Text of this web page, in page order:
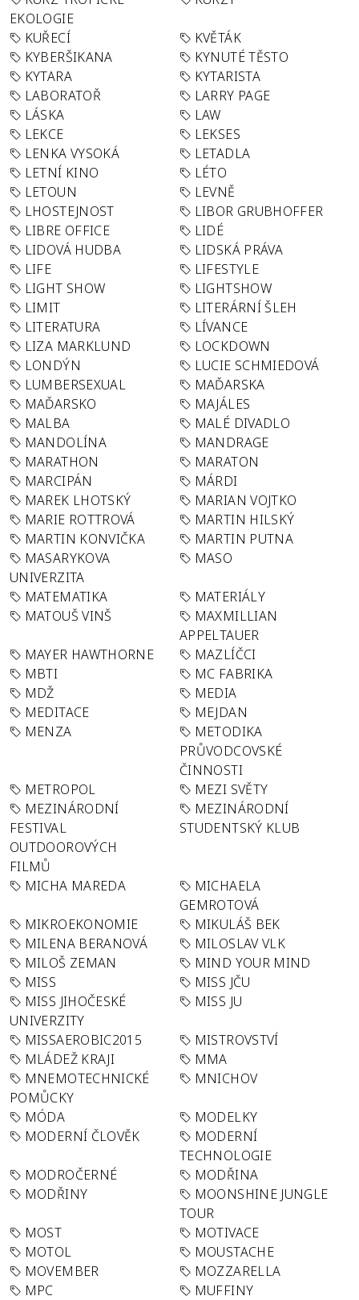
EKOLOGIE
KUŘECÍ
KVĚTÁK
KYBERŠIKANA
KYNUTÉ TĚSTO
KYTARA
KYTARISTA
LABORATOŘ
LARRY PAGE
LÁSKA
LAW
LEKCE
LEKSES
LENKA VYSOKÁ
LETADLA
LETNÍ KINO
LÉTO
LETOUN
LEVNĚ
LHOSTEJNOST
LIBOR GRUBHOFFER
LIBRE OFFICE
LIDÉ
LIDOVÁ HUDBA
LIDSKÁ PRÁVA
LIFE
LIFESTYLE
LIGHT SHOW
LIGHTSHOW
LIMIT
LITERÁRNÍ ŠLEH
LITERATURA
LÍVANCE
LIZA MARKLUND
LOCKDOWN
LONDÝN
LUCIE SCHMIEDOVÁ
LUMBERSEXUAL
MAĎARSKA
MAĎARSKO
MAJÁLES
MALBA
MALÉ DIVADLO
MANDOLÍNA
MANDRAGE
MARATHON
MARATON
MARCIPÁN
MÁRDI
MAREK LHOTSKÝ
MARIAN VOJTKO
MARIE ROTTROVÁ
MARTIN HILSKÝ
MARTIN KONVIČKA
MARTIN PUTNA
MASARYKOVA
UNIVERZITA
MASO
MATEMATIKA
MATERIÁLY
MATOUŠ VINŠ
MAXMILLIAN
APPELTAUER
MAYER HAWTHORNE
MAZLÍČCI
MBTI
MC FABRIKA
MDŽ
MEDIA
MEDITACE
MEJDAN
MENZA
METODIKA
PRŮVODCOVSKÉ
ČINNOSTI
METROPOL
MEZI SVĚTY
MEZINÁRODNÍ
FESTIVAL
OUTDOOROVÝCH
FILMŮ
MEZINÁRODNÍ
STUDENTSKÝ KLUB
MICHA MAREDA
MICHAELA
GEMROTOVÁ
MIKROEKONOMIE
MIKULÁŠ BEK
MILENA BERANOVÁ
MILOSLAV VLK
MILOŠ ZEMAN
MIND YOUR MIND
MISS
MISS JČU
MISS JIHOČESKÉ
UNIVERZITY
MISS JU
MISSAEROBIC2015
MISTROVSTVÍ
MLÁDEŽ KRAJI
MMA
MNEMOTECHNICKÉ
POMŮCKY
MNICHOV
MÓDA
MODELKY
MODERNÍ ČLOVĚK
MODERNÍ
TECHNOLOGIE
MODROČERNÉ
MODŘINA
MODŘINY
MOONSHINE JUNGLE
TOUR
MOST
MOTIVACE
MOTOL
MOUSTACHE
MOVEMBER
MOZZARELLA
MPC
MUFFINY